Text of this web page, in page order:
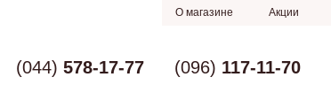
О магазине Акции
(044) 578-17-77 (096) 117-11-70